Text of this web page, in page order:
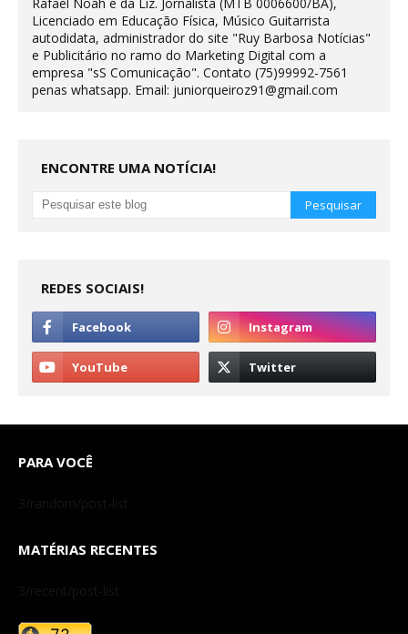
Rafael Noah e da Liz. Jornalista (MTB 0006600/BA),
Licenciado em Educação Física, Músico Guitarrista
autodidata, administrador do site "Ruy Barbosa Notícias"
e Publicitário no ramo do Marketing Digital com a
empresa "sS Comunicação". Contato (75)99992-7561
penas whatsapp. Email: juniorqueiroz91@gmail.com
ENCONTRE UMA NOTÍCIA!
REDES SOCIAIS!
PARA VOCÊ
3/random/post-list
MATÉRIAS RECENTES
3/recent/post-list